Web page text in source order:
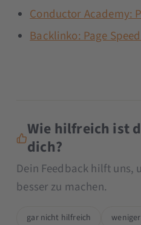
Conductor Academy:
Backlinko: Page
Wie hilfreich ist
dich?
Dein Feedback hilft uns,
besser zu machen.
gar nicht hilfreich